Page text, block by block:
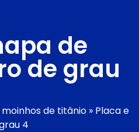
de
de grau
de titânio » Placa e
4